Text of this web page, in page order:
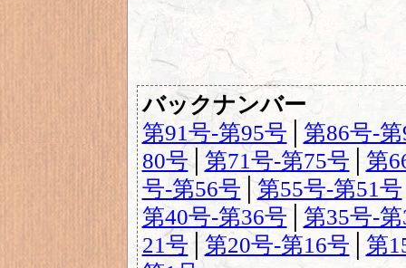
バックナンバー
第91号-第95号
第86号-
80号│ 第71号-第75号
第
号-第56号 │第55号-第51号
第40号-第36号│ 第35号-
21号
第20号-第16号
第